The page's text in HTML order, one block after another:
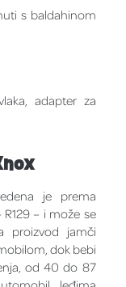
s baldahinom
adapter za
je prema
– i može se
proizvod jamči
dok bebi
od 40 do 87